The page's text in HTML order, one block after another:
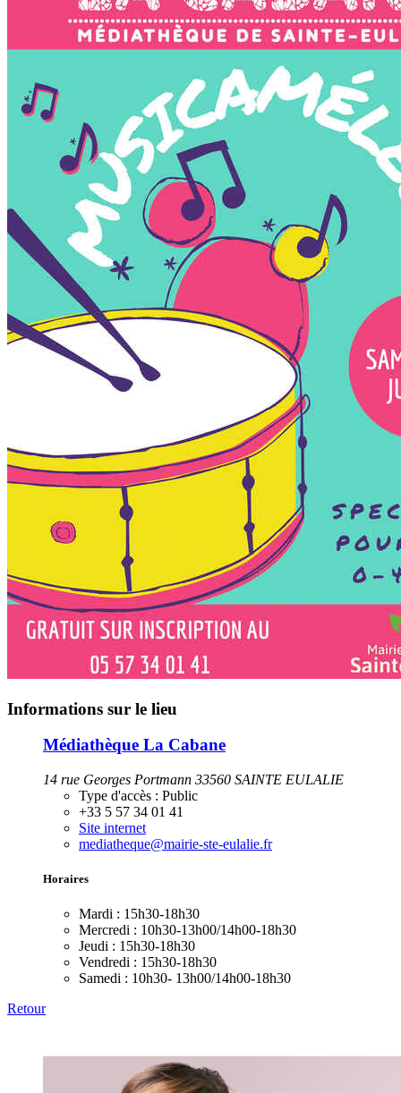
Informations sur le lieu
Médiathèque La Cabane
14 rue Georges Portmann 33560 SAINTE EULALIE
Type d'accès : Public
+33 5 57 34 01 41
Site internet
mediatheque@mairie-ste-eulalie.fr
Horaires
Mardi : 15h30-18h30
Mercredi : 10h30-13h00/14h00-18h30
Jeudi : 15h30-18h30
Vendredi : 15h30-18h30
Samedi : 10h30- 13h00/14h00-18h30
Retour